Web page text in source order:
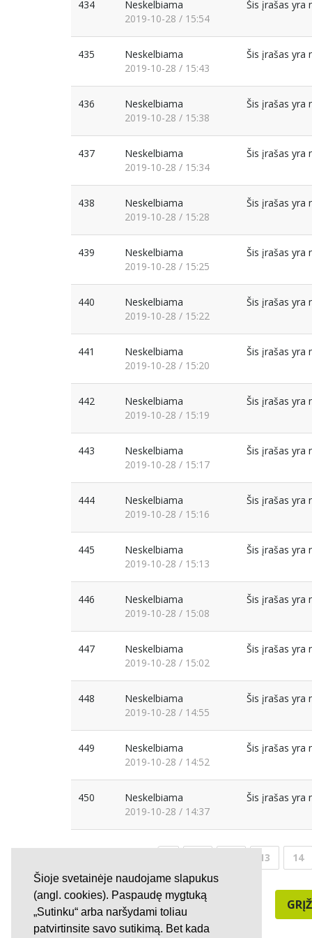
Šioje svetainėje naudojame slapukus
(angl. cookies). Paspaudę mygtuką
„Sutinku“ arba naršydami toliau
patvirtinsite savo sutikimą. Bet kada
434
Neskelbiama
2019-10-28 / 15:54
Šis įrašas yra
435
Neskelbiama
2019-10-28 / 15:43
Šis įrašas yra
436
Neskelbiama
2019-10-28 / 15:38
Šis įrašas yra
437
Neskelbiama
2019-10-28 / 15:34
Šis įrašas yra
438
Neskelbiama
2019-10-28 / 15:28
Šis įrašas yra
439
Neskelbiama
2019-10-28 / 15:25
Šis įrašas yra
440
Neskelbiama
2019-10-28 / 15:22
Šis įrašas yra
441
Neskelbiama
2019-10-28 / 15:20
Šis įrašas yra
442
Neskelbiama
2019-10-28 / 15:19
Šis įrašas yra
443
Neskelbiama
2019-10-28 / 15:17
Šis įrašas yra
444
Neskelbiama
2019-10-28 / 15:16
Šis įrašas yra
445
Neskelbiama
2019-10-28 / 15:13
Šis įrašas yra
446
Neskelbiama
2019-10-28 / 15:08
Šis įrašas yra
447
Neskelbiama
2019-10-28 / 15:02
Šis įrašas yra
448
Neskelbiama
2019-10-28 / 14:55
Šis įrašas yra
449
Neskelbiama
2019-10-28 / 14:52
Šis įrašas yra
450
Neskelbiama
2019-10-28 / 14:37
Šis įrašas yra
13 14